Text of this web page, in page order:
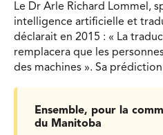
Le Dr Arle Richard Lommel,
intelligence artificielle et
déclarait en 2015 : « La
remplacera que les
des machines ». Sa
Ensemble, pour la
du Manitoba